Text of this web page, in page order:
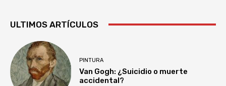
ULTIMOS ARTÍCULOS
PINTURA
Van Gogh: ¿Suicidio o muerte
accidental?